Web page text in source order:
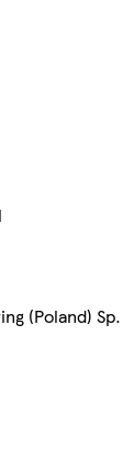
(Poland) Sp.